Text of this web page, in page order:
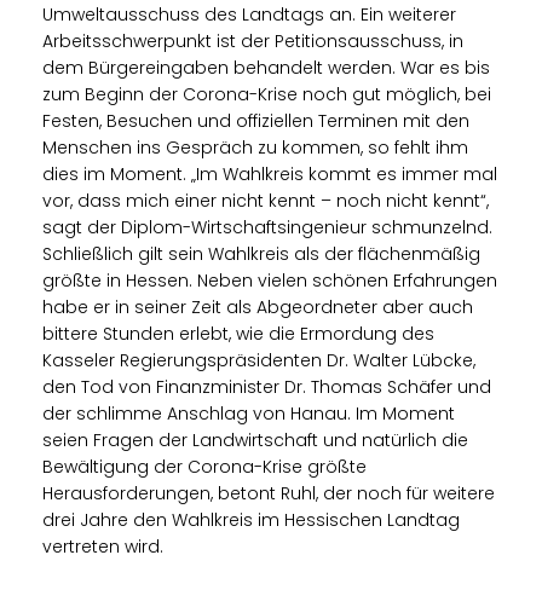
Umweltausschuss des Landtags an. Ein weiterer
Arbeitsschwerpunkt ist der Petitionsausschuss, in
dem Bürgereingaben behandelt werden. War es bis
zum Beginn der Corona-Krise noch gut möglich, bei
Festen, Besuchen und offiziellen Terminen mit den
Menschen ins Gespräch zu kommen, so fehlt ihm
dies im Moment. „Im Wahlkreis kommt es immer mal
vor, dass mich einer nicht kennt – noch nicht kennt“,
sagt der Diplom-Wirtschaftsingenieur schmunzelnd.
Schließlich gilt sein Wahlkreis als der flächenmäßig
größte in Hessen. Neben vielen schönen Erfahrungen
habe er in seiner Zeit als Abgeordneter aber auch
bittere Stunden erlebt, wie die Ermordung des
Kasseler Regierungspräsidenten Dr. Walter Lübcke,
den Tod von Finanzminister Dr. Thomas Schäfer und
der schlimme Anschlag von Hanau. Im Moment
seien Fragen der Landwirtschaft und natürlich die
Bewältigung der Corona-Krise größte
Herausforderungen, betont Ruhl, der noch für weitere
drei Jahre den Wahlkreis im Hessischen Landtag
vertreten wird.